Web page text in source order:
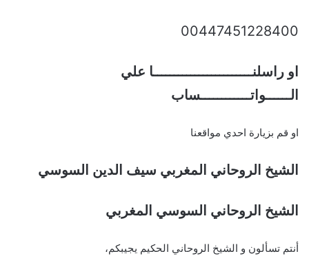
00447451228400
او راسلنــــــــــــــــــــــــا علي
الــــــواتــــــــــــساب
او قم بزيارة احدي مواقعنا
الشيخ الروحاني المغربي سيف الدين السوسي
الشيخ الروحاني السوسي المغربي
أنتم تسألون و الشيخ الروحاني الحكيم يجيبكم،